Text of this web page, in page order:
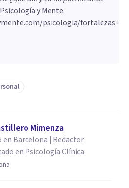
y Mente.
psicologia/fortalezas-
Mimenza
en Barcelona | Redactor
en Psicología Clínica